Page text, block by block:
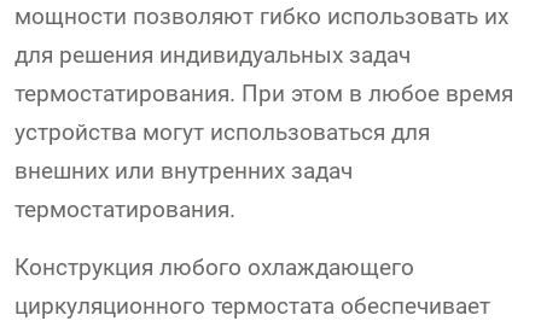
мощности позволяют гибко использовать их
для решения индивидуальных задач
термостатирования. При этом в любое время
устройства могут использоваться для
внешних или внутренних задач
термостатирования.
Конструкция любого охлаждающего
циркуляционного термостата обеспечивает